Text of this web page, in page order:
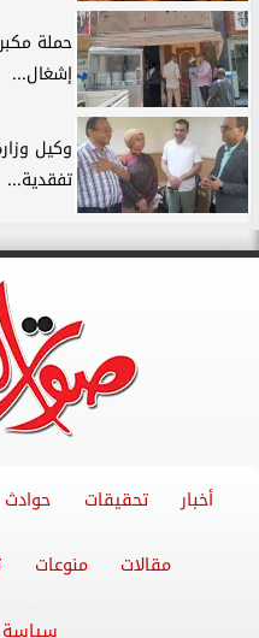
إشغال...
وكيل
تفقدية...
أخبار تحقيقات حوادث
مقالات منوعات
سياسة